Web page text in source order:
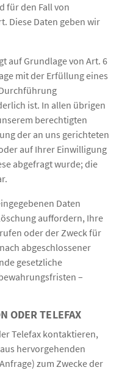
für den Fall von
Diese Daten geben wir
auf Grundlage von Art. 6
mit der Erfüllung eines
ist. In allen übrigen
berechtigten
der an uns gerichteten
auf Ihrer Einwilligung
abgefragt wurde; die
Daten
auffordern, Ihre
oder der Zweck für
abgeschlossener
gesetzliche
–
ODER TELEFAX
Telefax kontaktieren,
hervorgehenden
zum Zwecke der